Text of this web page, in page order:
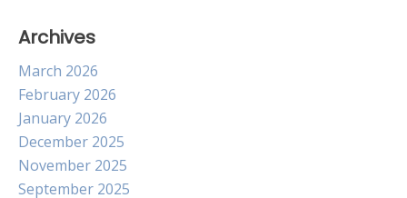
Archives
March 2026
February 2026
January 2026
December 2025
November 2025
September 2025